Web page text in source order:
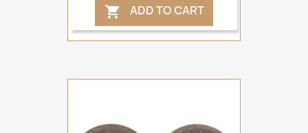
 ADD TO CART